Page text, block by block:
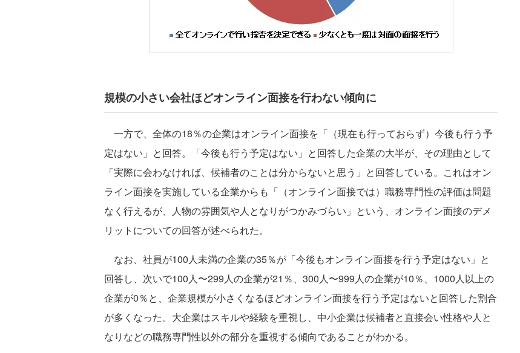
規模の小さい会社ほどオンライン面接を行わない傾向に
一方で、全体の18％の企業はオンライン面接を「（現在も行っておらず）今後も行う予
定はない」と回答。「今後も行う予定はない」と回答した企業の大半が、その理由として
「実際に会わなければ、候補者のことは分からないと思う」と回答している。これはオン
ライン面接を実施している企業からも「（オンライン面接では）職務専門性の評価は問題
なく行えるが、人物の雰囲気や人となりがつかみづらい」という、オンライン面接のデメ
リットについての回答が述べられた。
なお、社員が100人未満の企業の35％が「今後もオンライン面接を行う予定はない」と
回答し、次いで100人〜299人の企業が21％、300人〜999人の企業が10％、1000人以上の
企業が0％と、企業規模が小さくなるほどオンライン面接を行う予定はないと回答した割合
が多くなった。大企業はスキルや経験を重視し、中小企業は候補者と直接会い性格や人と
なりなどの職務専門性以外の部分を重視する傾向であることがわかる。